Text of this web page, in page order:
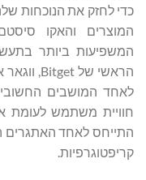
כדי לחזק את הנוכחות
המוצרים והאקו
המשפיעות ביותר
לאחד המושבים
חוויית משתמש לעומת
התייחס לאחד האתגרים
קריפטוגרפיות.